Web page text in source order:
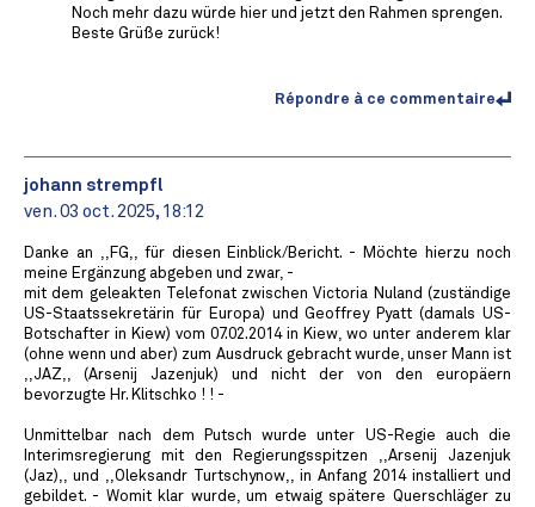
Noch mehr dazu würde hier und jetzt den Rahmen sprengen.
Beste Grüße zurück!
Répondre à ce commentaire
johann strempfl
ven. 03 oct. 2025, 18:12
Danke an ,,FG,, für diesen Einblick/Bericht. - Möchte hierzu noch
meine Ergänzung abgeben und zwar, -
mit dem geleakten Telefonat zwischen Victoria Nuland (zuständige
US-Staatssekretärin für Europa) und Geoffrey Pyatt (damals US-
Botschafter in Kiew) vom 07.02.2014 in Kiew, wo unter anderem klar
(ohne wenn und aber) zum Ausdruck gebracht wurde, unser Mann ist
,,JAZ,, (Arsenij Jazenjuk) und nicht der von den europäern
bevorzugte Hr. Klitschko ! ! -
Unmittelbar nach dem Putsch wurde unter US-Regie auch die
Interimsregierung mit den Regierungsspitzen ,,Arsenij Jazenjuk
(Jaz),, und ,,Oleksandr Turtschynow,, in Anfang 2014 installiert und
gebildet. - Womit klar wurde, um etwaig spätere Querschläger zu